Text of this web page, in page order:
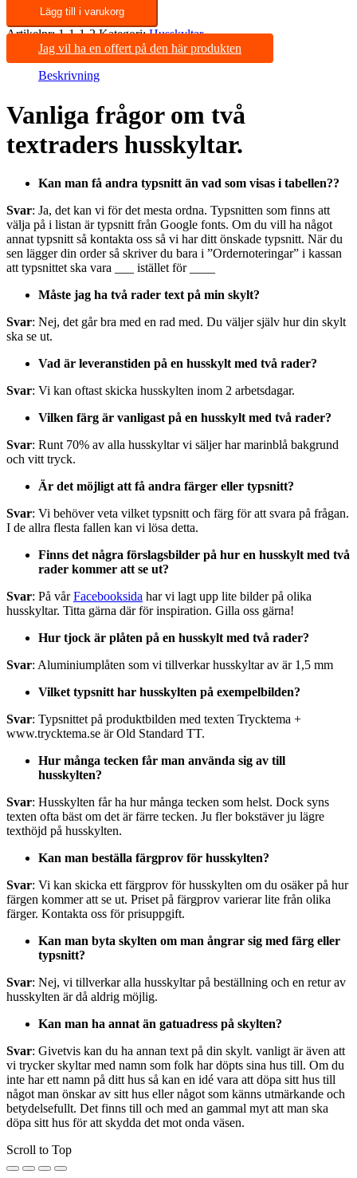
Lägg till i varukorg
Artikelnr:1-1-1-2 Kategori:Husskyltar
Jag vil ha en offert på den här produkten
Beskrivning
Vanliga frågor om två
textraders husskyltar.
Kan man få andra typsnitt än vad som visas i tabellen??
Svar: Ja, det kan vi för det mesta ordna. Typsnitten som finns att
välja på i listan är typsnitt från Google fonts. Om du vill ha något
annat typsnitt så kontakta oss så vi har ditt önskade typsnitt. När du
sen lägger din order så skriver du bara i ”Ordernoteringar” i kassan
att typsnittet ska vara ___ istället för ____
Måste jag ha två rader text på min skylt?
Svar: Nej, det går bra med en rad med. Du väljer själv hur din skylt
ska se ut.
Vad är leveranstiden på en husskylt med två rader?
Svar: Vi kan oftast skicka husskylten inom 2 arbetsdagar.
Vilken färg är vanligast på en husskylt med två rader?
Svar: Runt 70% av alla husskyltar vi säljer har marinblå bakgrund
och vitt tryck.
Är det möjligt att få andra färger eller typsnitt?
Svar: Vi behöver veta vilket typsnitt och färg för att svara på frågan.
I de allra flesta fallen kan vi lösa detta.
Finns det några förslagsbilder på hur en husskylt med två
rader kommer att se ut?
Svar: På vårFacebooksida har vi lagt upp lite bilder på olika
husskyltar. Titta gärna där för inspiration. Gilla oss gärna!
Hur tjock är plåten på en husskylt med två rader?
Svar: Aluminiumplåten som vi tillverkar husskyltar av är 1,5 mm
Vilket typsnitt har husskylten på exempelbilden?
Svar: Typsnittet på produktbilden med texten Trycktema +
www.trycktema.se är Old Standard TT.
Hur många tecken får man använda sig av till
husskylten?
Svar: Husskylten får ha hur många tecken som helst. Dock syns
texten ofta bäst om det är färre tecken. Ju fler bokstäver ju lägre
texthöjd på husskylten.
Kan man beställa färgprov för husskylten?
Svar: Vi kan skicka ett färgprov för husskylten om du osäker på hur
färgen kommer att se ut. Priset på färgprov varierar lite från olika
färger. Kontakta oss för prisuppgift.
Kan man byta skylten om man ångrar sig med färg eller
typsnitt?
Svar: Nej, vi tillverkar alla husskyltar på beställning och en retur av
husskylten är då aldrig möjlig.
Kan man ha annat än gatuadress på skylten?
Svar: Givetvis kan du ha annan text på din skylt. vanligt är även att
vi trycker skyltar med namn som folk har döpts sina hus till. Om du
inte har ett namn på ditt hus så kan en idé vara att döpa sitt hus till
något man önskar av sitt hus eller något som känns utmärkande och
betydelsefullt. Det finns till och med an gammal myt att man ska
döpa sitt hus för att skydda det mot onda väsen.
Scroll to Top